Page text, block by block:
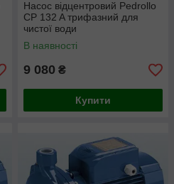
Насос відцентровий Pedrollo
CP 132 A трифазний для
чистої води
В наявності
9 080 ₴
Купити